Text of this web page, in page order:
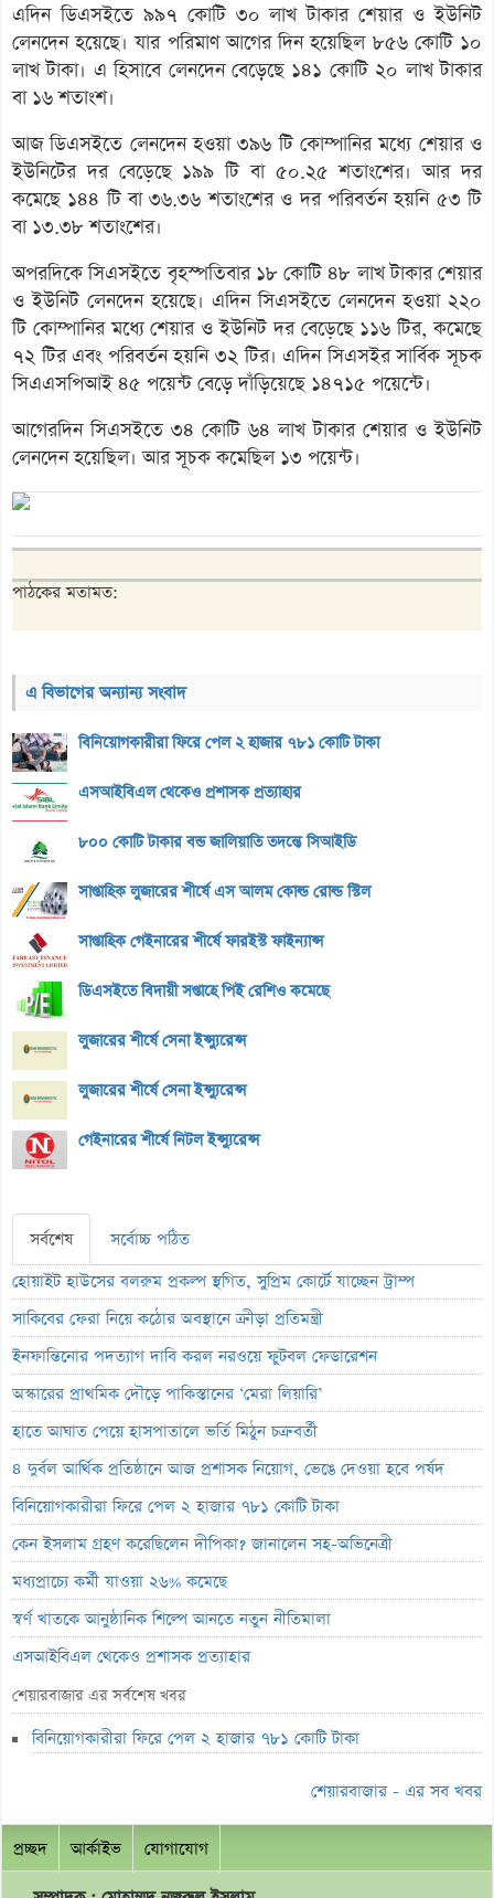
এদিন ডিএসইতে ৯৯৭ কোটি ৩০ লাখ টাকার শেয়ার ও ইউনিট
লেনদেন হয়েছে। যার পরিমাণ আগের দিন হয়েছিল ৮৫৬ কোটি ১০
লাখ টাকা। এ হিসাবে লেনদেন বেড়েছে ১৪১ কোটি ২০ লাখ টাকার
বা ১৬ শতাংশ।
আজ ডিএসইতে লেনদেন হওয়া ৩৯৬ টি কোম্পানির মধ্যে শেয়ার ও
ইউনিটের দর বেড়েছে ১৯৯ টি বা ৫০.২৫ শতাংশের। আর দর
কমেছে ১৪৪ টি বা ৩৬.৩৬ শতাংশের ও দর পরিবর্তন হয়নি ৫৩ টি
বা ১৩.৩৮ শতাংশের।
অপরদিকে সিএসইতে বৃহস্পতিবার ১৮ কোটি ৪৮ লাখ টাকার শেয়ার
ও ইউনিট লেনদেন হয়েছে। এদিন সিএসইতে লেনদেন হওয়া ২২০
টি কোম্পানির মধ্যে শেয়ার ও ইউনিট দর বেড়েছে ১১৬ টির, কমেছে
৭২ টির এবং পরিবর্তন হয়নি ৩২ টির। এদিন সিএসইর সার্বিক সূচক
সিএএসপিআই ৪৫ পয়েন্ট বেড়ে দাঁড়িয়েছে ১৪৭১৫ পয়েন্টে।
আগেরদিন সিএসইতে ৩৪ কোটি ৬৪ লাখ টাকার শেয়ার ও ইউনিট
লেনদেন হয়েছিল। আর সূচক কমেছিল ১৩ পয়েন্ট।
পাঠকের মতামত:
এ বিভাগের অন্যান্য সংবাদ
বিনিয়োগকারীরা ফিরে পেল ২ হাজার ৭৮১ কোটি টাকা
এসআইবিএল থেকেও প্রশাসক প্রত্যাহার
৮০০ কোটি টাকার বন্ড জালিয়াতি তদন্তে সিআইডি
সাপ্তাহিক লুজারের শীর্ষে এস আলম কোল্ড রোল্ড স্টিল
সাপ্তাহিক গেইনারের শীর্ষে ফারইস্ট ফাইন্যান্স
ডিএসইতে বিদায়ী সপ্তাহে পিই রেশিও কমেছে
লুজারের শীর্ষে সেনা ইন্স্যুরেন্স
লুজারের শীর্ষে সেনা ইন্স্যুরেন্স
গেইনারের শীর্ষে নিটল ইন্স্যুরেন্স
সর্বশেষ
সর্বোচ্চ পঠিত
হোয়াইট হাউসের বলরুম প্রকল্প স্থগিত, সুপ্রিম কোর্টে যাচ্ছেন ট্রাম্প
সাকিবের ফেরা নিয়ে কঠোর অবস্থানে ক্রীড়া প্রতিমন্ত্রী
ইনফান্তিনোর পদত্যাগ দাবি করল নরওয়ে ফুটবল ফেডারেশন
অস্কারের প্রাথমিক দৌড়ে পাকিস্তানের ‘মেরা লিয়ারি’
হাতে আঘাত পেয়ে হাসপাতালে ভর্তি মিঠুন চক্রবর্তী
৪ দুর্বল আর্থিক প্রতিষ্ঠানে আজ প্রশাসক নিয়োগ, ভেঙে দেওয়া হবে পর্ষদ
বিনিয়োগকারীরা ফিরে পেল ২ হাজার ৭৮১ কোটি টাকা
কেন ইসলাম গ্রহণ করেছিলেন দীপিকা? জানালেন সহ-অভিনেত্রী
মধ্যপ্রাচ্যে কর্মী যাওয়া ২৬% কমেছে
স্বর্ণ খাতকে আনুষ্ঠানিক শিল্পে আনতে নতুন নীতিমালা
এসআইবিএল থেকেও প্রশাসক প্রত্যাহার
৮০০ কোটি টাকার বন্ড জালিয়াতি তদন্তে সিআইডি
সাপ্তাহিক লুজারের শীর্ষে এস আলম কোল্ড রোল্ড স্টিল
লুজারের শীর্ষে সেনা ইন্স্যুরেন্স
শেয়ারবাজার এর সর্বশেষ খবর
বিনিয়োগকারীরা ফিরে পেল ২ হাজার ৭৮১ কোটি টাকা
শেয়ারবাজার - এর সব খবর
প্রচ্ছদ আর্কাইভ যোগাযোগ